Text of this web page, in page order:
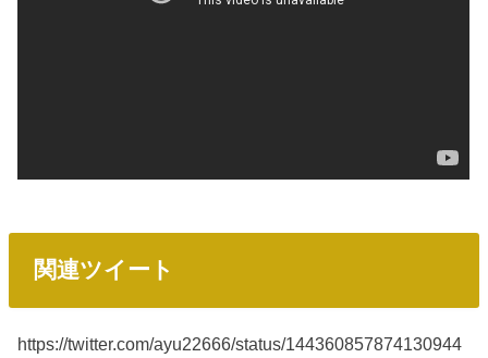
関連ツイート
https://twitter.com/ayu22666/status/144360857874130944